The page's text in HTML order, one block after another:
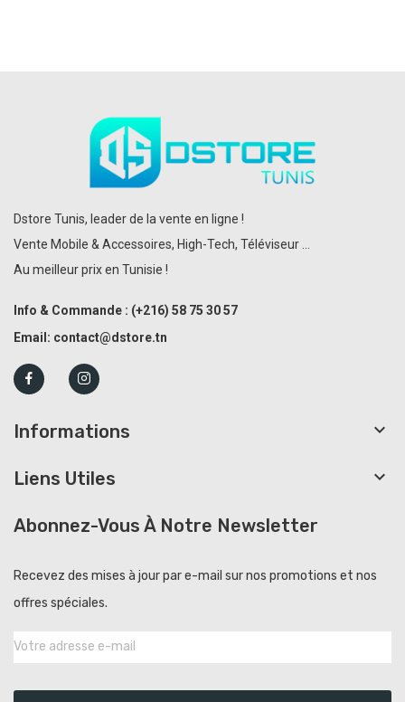
Dstore Tunis, leader de la vente en ligne !
Vente Mobile & Accessoires, High-Tech, Téléviseur ...
Au meilleur prix en Tunisie !
Info & Commande : (+216) 58 75 30 57
Email: contact@dstore.tn
Informations 
Liens Utiles 
Abonnez-Vous À Notre Newsletter
Recevez des mises à jour par e-mail sur nos promotions et nos
offres spéciales.